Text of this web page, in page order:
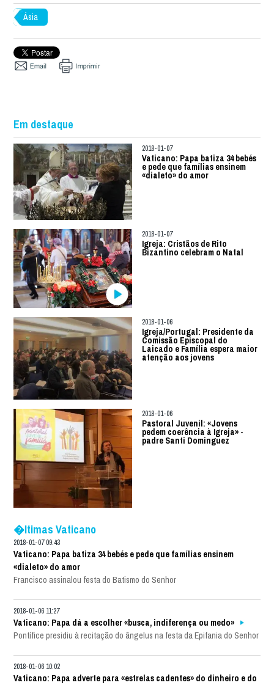
Ásia
Em destaque
2018-01-07
Vaticano: Papa batiza 34 bebés
e pede que famílias ensinem
«dialeto» do amor
2018-01-07
Igreja: Cristãos de Rito
Bizantino celebram o Natal
2018-01-06
Igreja/Portugal: Presidente da
Comissão Episcopal do
Laicado e Família espera maior
atenção aos jovens
2018-01-06
Pastoral Juvenil: «Jovens
pedem coerência à Igreja» -
padre Santi Dominguez
�ltimas Vaticano
2018-01-07 09:43
Vaticano: Papa batiza 34 bebés e pede que famílias ensinem
«dialeto» do amor
Francisco assinalou festa do Batismo do Senhor
2018-01-06 11:27
Vaticano: Papa dá a escolher «busca, indiferença ou medo»
Pontífice presidiu à recitação do ângelus na festa da Epifania do Senhor
2018-01-06 10:02
Vaticano: Papa adverte para «estrelas cadentes» do dinheiro e do